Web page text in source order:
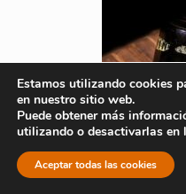
Estamos utilizando cookies
en nuestro sitio web.
Puede obtener más
utilizando o desactivarlas en
Aceptar todas las cookies